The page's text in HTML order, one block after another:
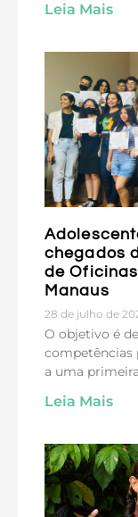
Leia Mais
chegados
de
Manaus
28 de julho de
O objetivo é
competências
a uma
Leia Mais